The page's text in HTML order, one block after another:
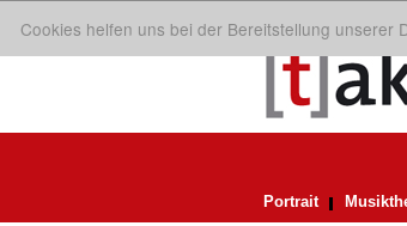
Cookies helfen uns bei der Bereitstellung unserer
Portrait